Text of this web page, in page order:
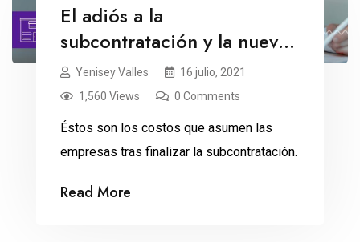
El adiós a la
subcontratación y la nueva
carga administrativa
Yenisey Valles
16 julio, 2021
1,560 Views
0 Comments
Éstos son los costos que asumen las
empresas tras finalizar la subcontratación.
Read More